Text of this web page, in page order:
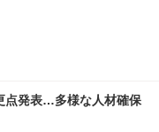
点発表…多様な人材確保